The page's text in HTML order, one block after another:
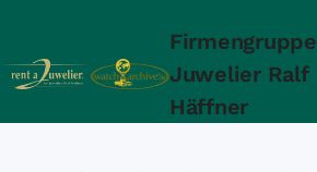
Firmengruppe
Juwelier Ralf
Häffner